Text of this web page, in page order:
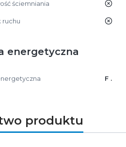
ściemniania nie
ruchu nie
energetyczna
F .
produktu